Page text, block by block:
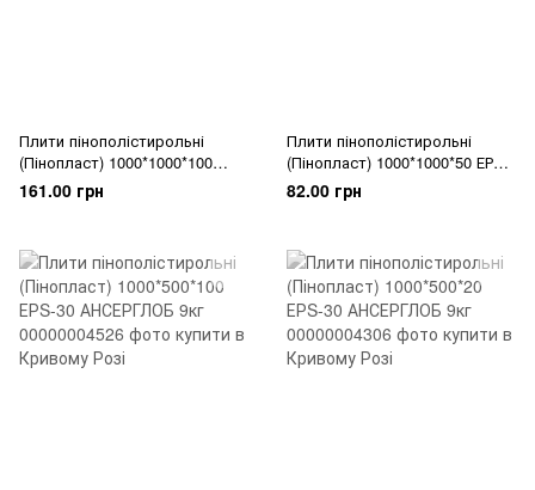
Плити пінополістирольні
(Пінопласт) 1000*1000*100
ЕРS-30 АНСЕРГЛОБ 9кг
161.00 грн
Плити пінополістирольні
(Пінопласт) 1000*1000*50 ЕРS-
30 АНСЕРГЛОБ 9кг
82.00 грн